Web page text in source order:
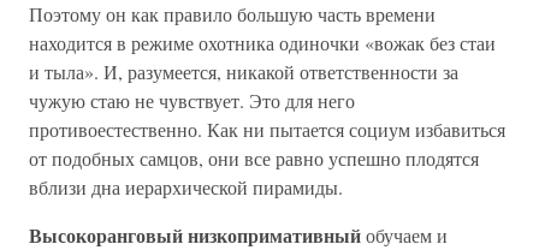
Поэтому он как правило большую часть времени
находится в режиме охотника одиночки «вожак без стаи
и тыла». И, разумеется, никакой ответственности за
чужую стаю не чувствует. Это для него
противоестественно. Как ни пытается социум избавиться
от подобных самцов, они все равно успешно плодятся
вблизи дна иерархической пирамиды.
Высокоранговый низкопримативныйобучаем и